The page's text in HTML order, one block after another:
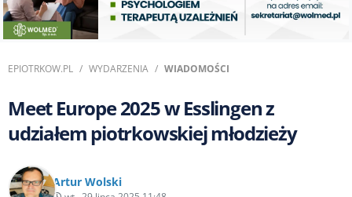
EPIOTRKOW.PL WYDARZENIA WIADOMOŚCI
Meet Europe 2025 w Esslingen z
udziałem piotrkowskiej młodzieży
Artur Wolski